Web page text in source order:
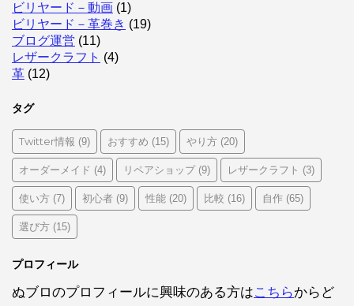
ビリヤード－動画 (1)
ビリヤード－革巻き (19)
ブログ運営 (11)
レザークラフト (4)
革 (12)
タグ
Twitter情報 (9) おすすめ (15) やり方 (20)
オーダーメイド (4) リペアショップ(9) レザークラフト (3)
使い方 (7) 初心者 (9) 性能 (20) 比較 (16) 自作 (65)
選び方 (15)
プロフィール
ぬブロのプロフィールに興味のある方はこちらからど